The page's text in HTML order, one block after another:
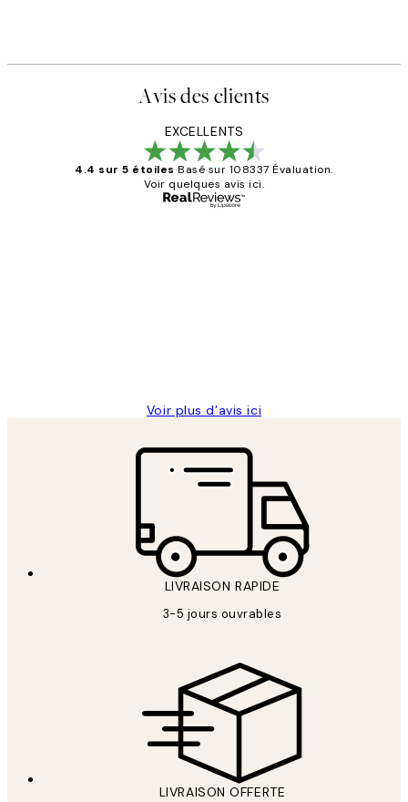
Avis des clients
EXCELLENTS
4.4 sur 5 étoiles Basé sur 108337 Évaluation.
Voir quelques avis ici.
Voir plus d’avis ici
LIVRAISON RAPIDE
3-5 jours ouvrables
LIVRAISON OFFERTE